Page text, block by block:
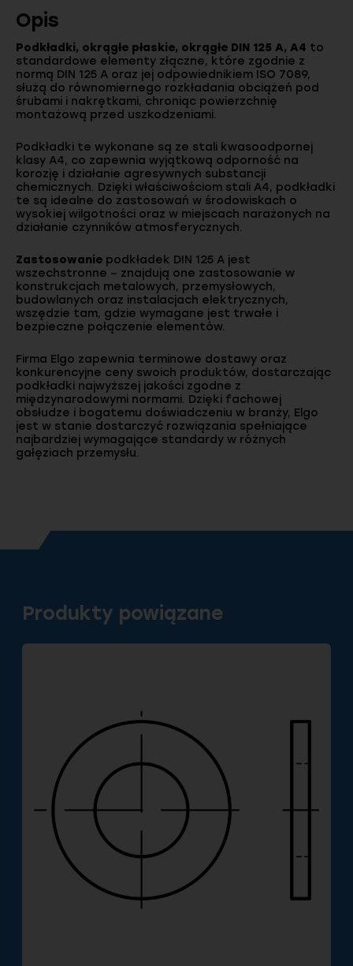
Opis
Podkładki, okrągłe płaskie, okrągłe DIN 125 A, A4 to
standardowe elementy złączne, które zgodnie z
normą DIN 125 A oraz jej odpowiednikiem ISO 7089,
służą do równomiernego rozkładania obciążeń pod
śrubami i nakrętkami, chroniąc powierzchnię
montażową przed uszkodzeniami.
Podkładki te wykonane są ze stali kwasoodpornej
klasy A4, co zapewnia wyjątkową odporność na
korozję i działanie agresywnych substancji
chemicznych. Dzięki właściwościom stali A4, podkładki
te są idealne do zastosowań w środowiskach o
wysokiej wilgotności oraz w miejscach narażonych na
działanie czynników atmosferycznych.
Zastosowanie podkładek DIN 125 A jest
wszechstronne – znajdują one zastosowanie w
konstrukcjach metalowych, przemysłowych,
budowlanych oraz instalacjach elektrycznych,
wszędzie tam, gdzie wymagane jest trwałe i
bezpieczne połączenie elementów.
Firma Elgo zapewnia terminowe dostawy oraz
konkurencyjne ceny swoich produktów, dostarczając
podkładki najwyższej jakości zgodne z
międzynarodowymi normami. Dzięki fachowej
obsłudze i bogatemu doświadczeniu w branży, Elgo
jest w stanie dostarczyć rozwiązania spełniające
najbardziej wymagające standardy w różnych
gałęziach przemysłu.
Produkty powiązane